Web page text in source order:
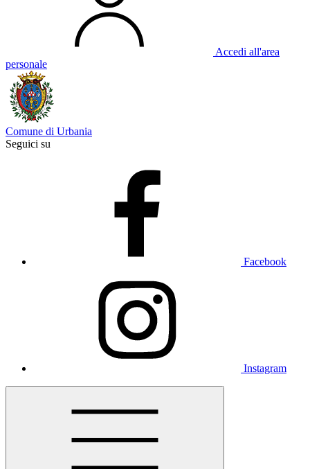
Accedi all'area
personale
Comune di Urbania
Seguici su
Facebook
Instagram